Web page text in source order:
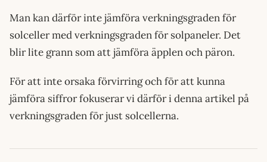
Man kan därför inte jämföra verkningsgraden för
solceller med verkningsgraden för solpaneler. Det
blir lite grann som att jämföra äpplen och päron.
För att inte orsaka förvirring och för att kunna
jämföra siffror fokuserar vi därför i denna artikel på
verkningsgraden för just solcellerna.